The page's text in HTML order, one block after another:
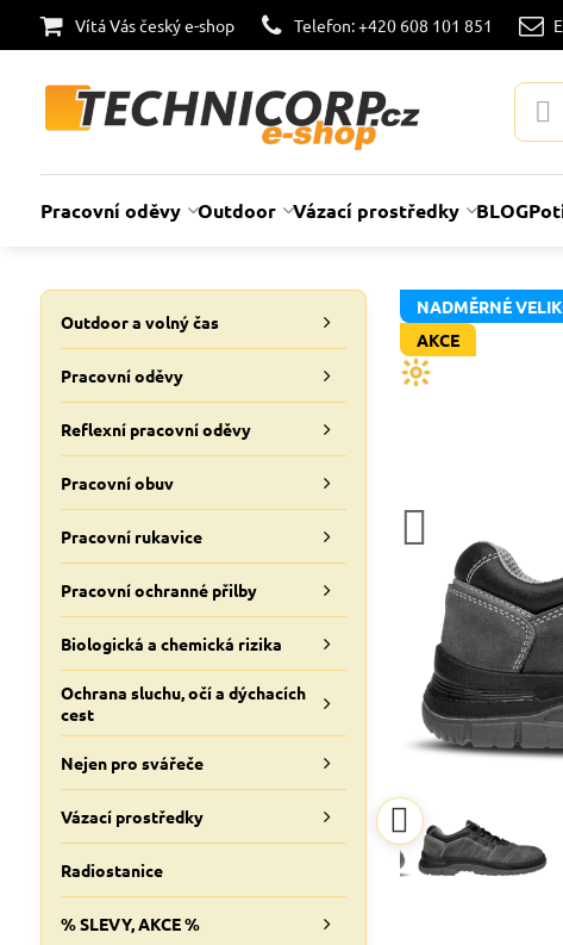
Vítá Vás český e-shop Telefon: +420 608 101 851
Pracovní oděvy Outdoor Vázací prostředky BLOG
NADMĚRNÉ
AKCE
Outdoor a volný čas
Pracovní oděvy
Reflexní pracovní oděvy
Pracovní obuv
Pracovní rukavice
Pracovní ochranné přilby
Biologická a chemická rizika
Ochrana sluchu, očí a dýchacích
cest
Nejen pro svářeče
Vázací prostředky
Radiostanice
% SLEVY, AKCE %